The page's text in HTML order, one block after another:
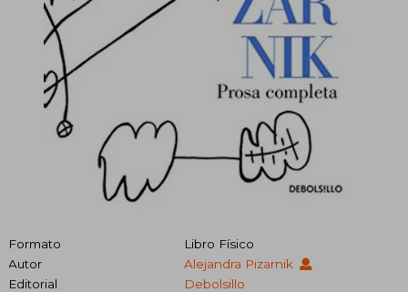
Formato
Libro Físico
Autor
Alejandra Pizarnik
Editorial
Debolsillo